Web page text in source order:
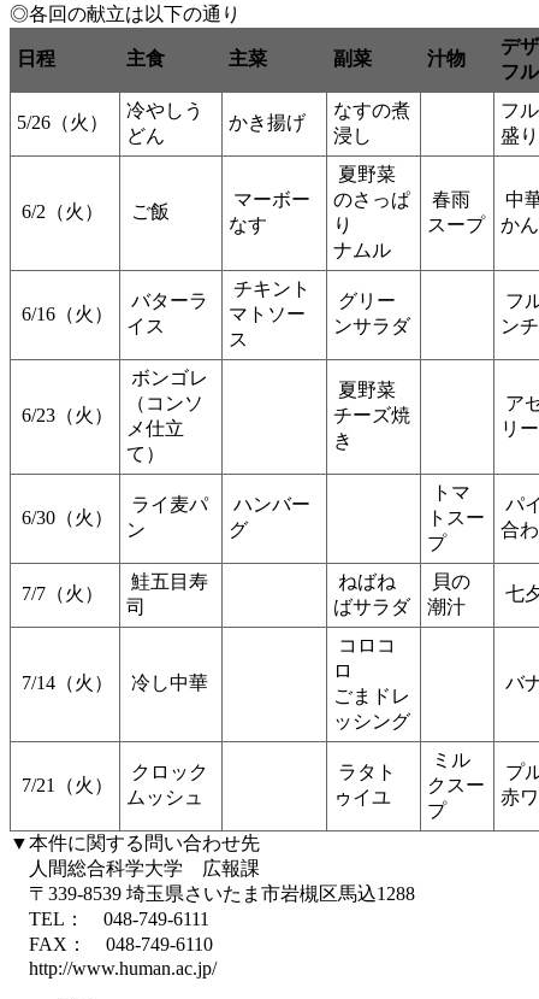
◎各回の献立は以下の通り
日程 主食 主菜 副菜 汁物
デ
フ
5/26（火）
冷やしう
どん
かき揚げ
なすの煮
浸し
フ
盛
6/2（火） ご飯
マーボー
なす
夏野菜
のさっぱ
り
ナムル
春雨
スープ
中
かん
6/16（火）
バターラ
イス
チキント
マトソー
ス
グリー
ンサラダ
フ
ンチ
6/23（火）
ボンゴレ
（コンソ
メ仕立
て）
夏野菜
チーズ焼
き
ア
リー
6/30（火）
ライ麦パ
ン
ハンバー
グ
トマ
トスー
プ
パ
合
7/7（火）
鮭五目寿
司
ねばね
ばサラダ
貝の
潮汁
七
7/14（火） 冷し中華
コロコ
ロ
ごまドレ
ッシング
バ
7/21（火）
クロック
ムッシュ
ラタト
ゥイユ
ミル
クスー
プ
プ
赤
▼本件に関する問い合わせ先
人間総合科学大学 広報課
〒339-8539 埼玉県さいたま市岩槻区馬込1288
TEL： 048-749-6111
FAX： 048-749-6110
http://www.human.ac.jp/